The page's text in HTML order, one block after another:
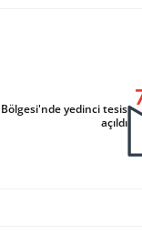
yedinci tesis
açıldı